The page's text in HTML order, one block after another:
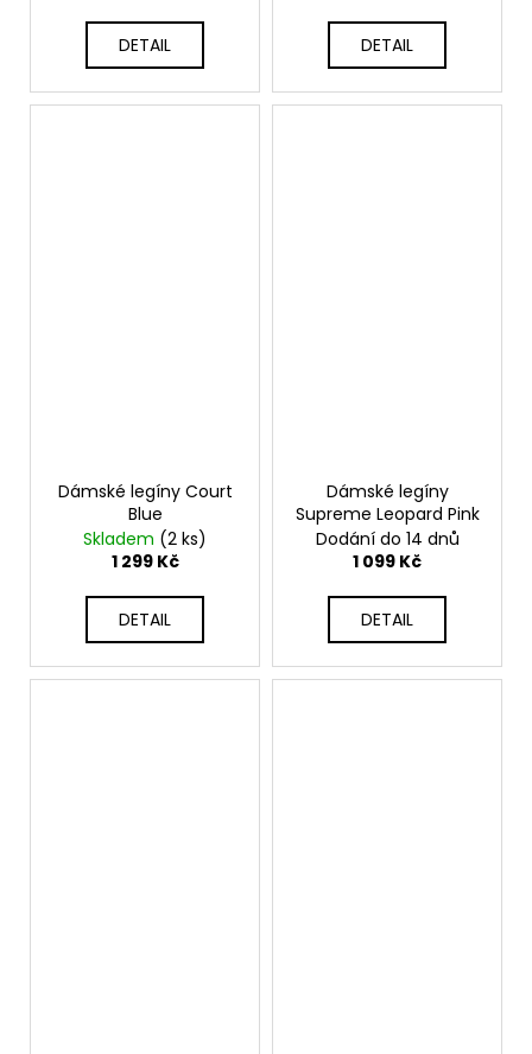
DETAIL DETAIL
Dámské legíny Court
Blue
Skladem (2 ks)
1 299 Kč
DETAIL
Dámské legíny
Supreme Leopard Pink
Dodání do 14 dnů
1 099 Kč
DETAIL